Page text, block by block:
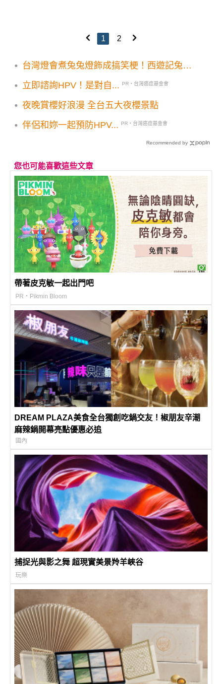
1 2
台灣燈會煮兔兔燈飾成搞笑梗！西遊記兔兔
立即諮詢HPV！是對自...
PR・台灣癌症基金會
夜晚賞櫻好浪漫 全台五大夜櫻景點
伴侶和妳一起預防HPV...
PR・台灣癌症基金會
Recommended by
您也可能喜歡這些文章
帶著皮克敏一起出門吧
PR・Pikmin Bloom
DREAM PLAZA美食全台獨創吃鍋交友！椒朋友辛潮
麻辣鍋開幕亮點優惠必追
國內
捕捉光與影之舞 超現實美景羚羊峽谷
玩樂